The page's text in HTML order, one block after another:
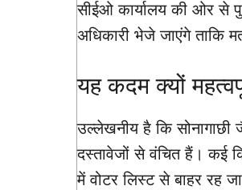
सीईओ कार्यालय की ओर से
अधिकारी भेजे जाएंगे ताकि
यह कदम क्यों
उल्लेखनीय है कि सोनागाछी
दस्तावेजों से वंचित हैं। कई
में वोटर लिस्ट से बाहर रह